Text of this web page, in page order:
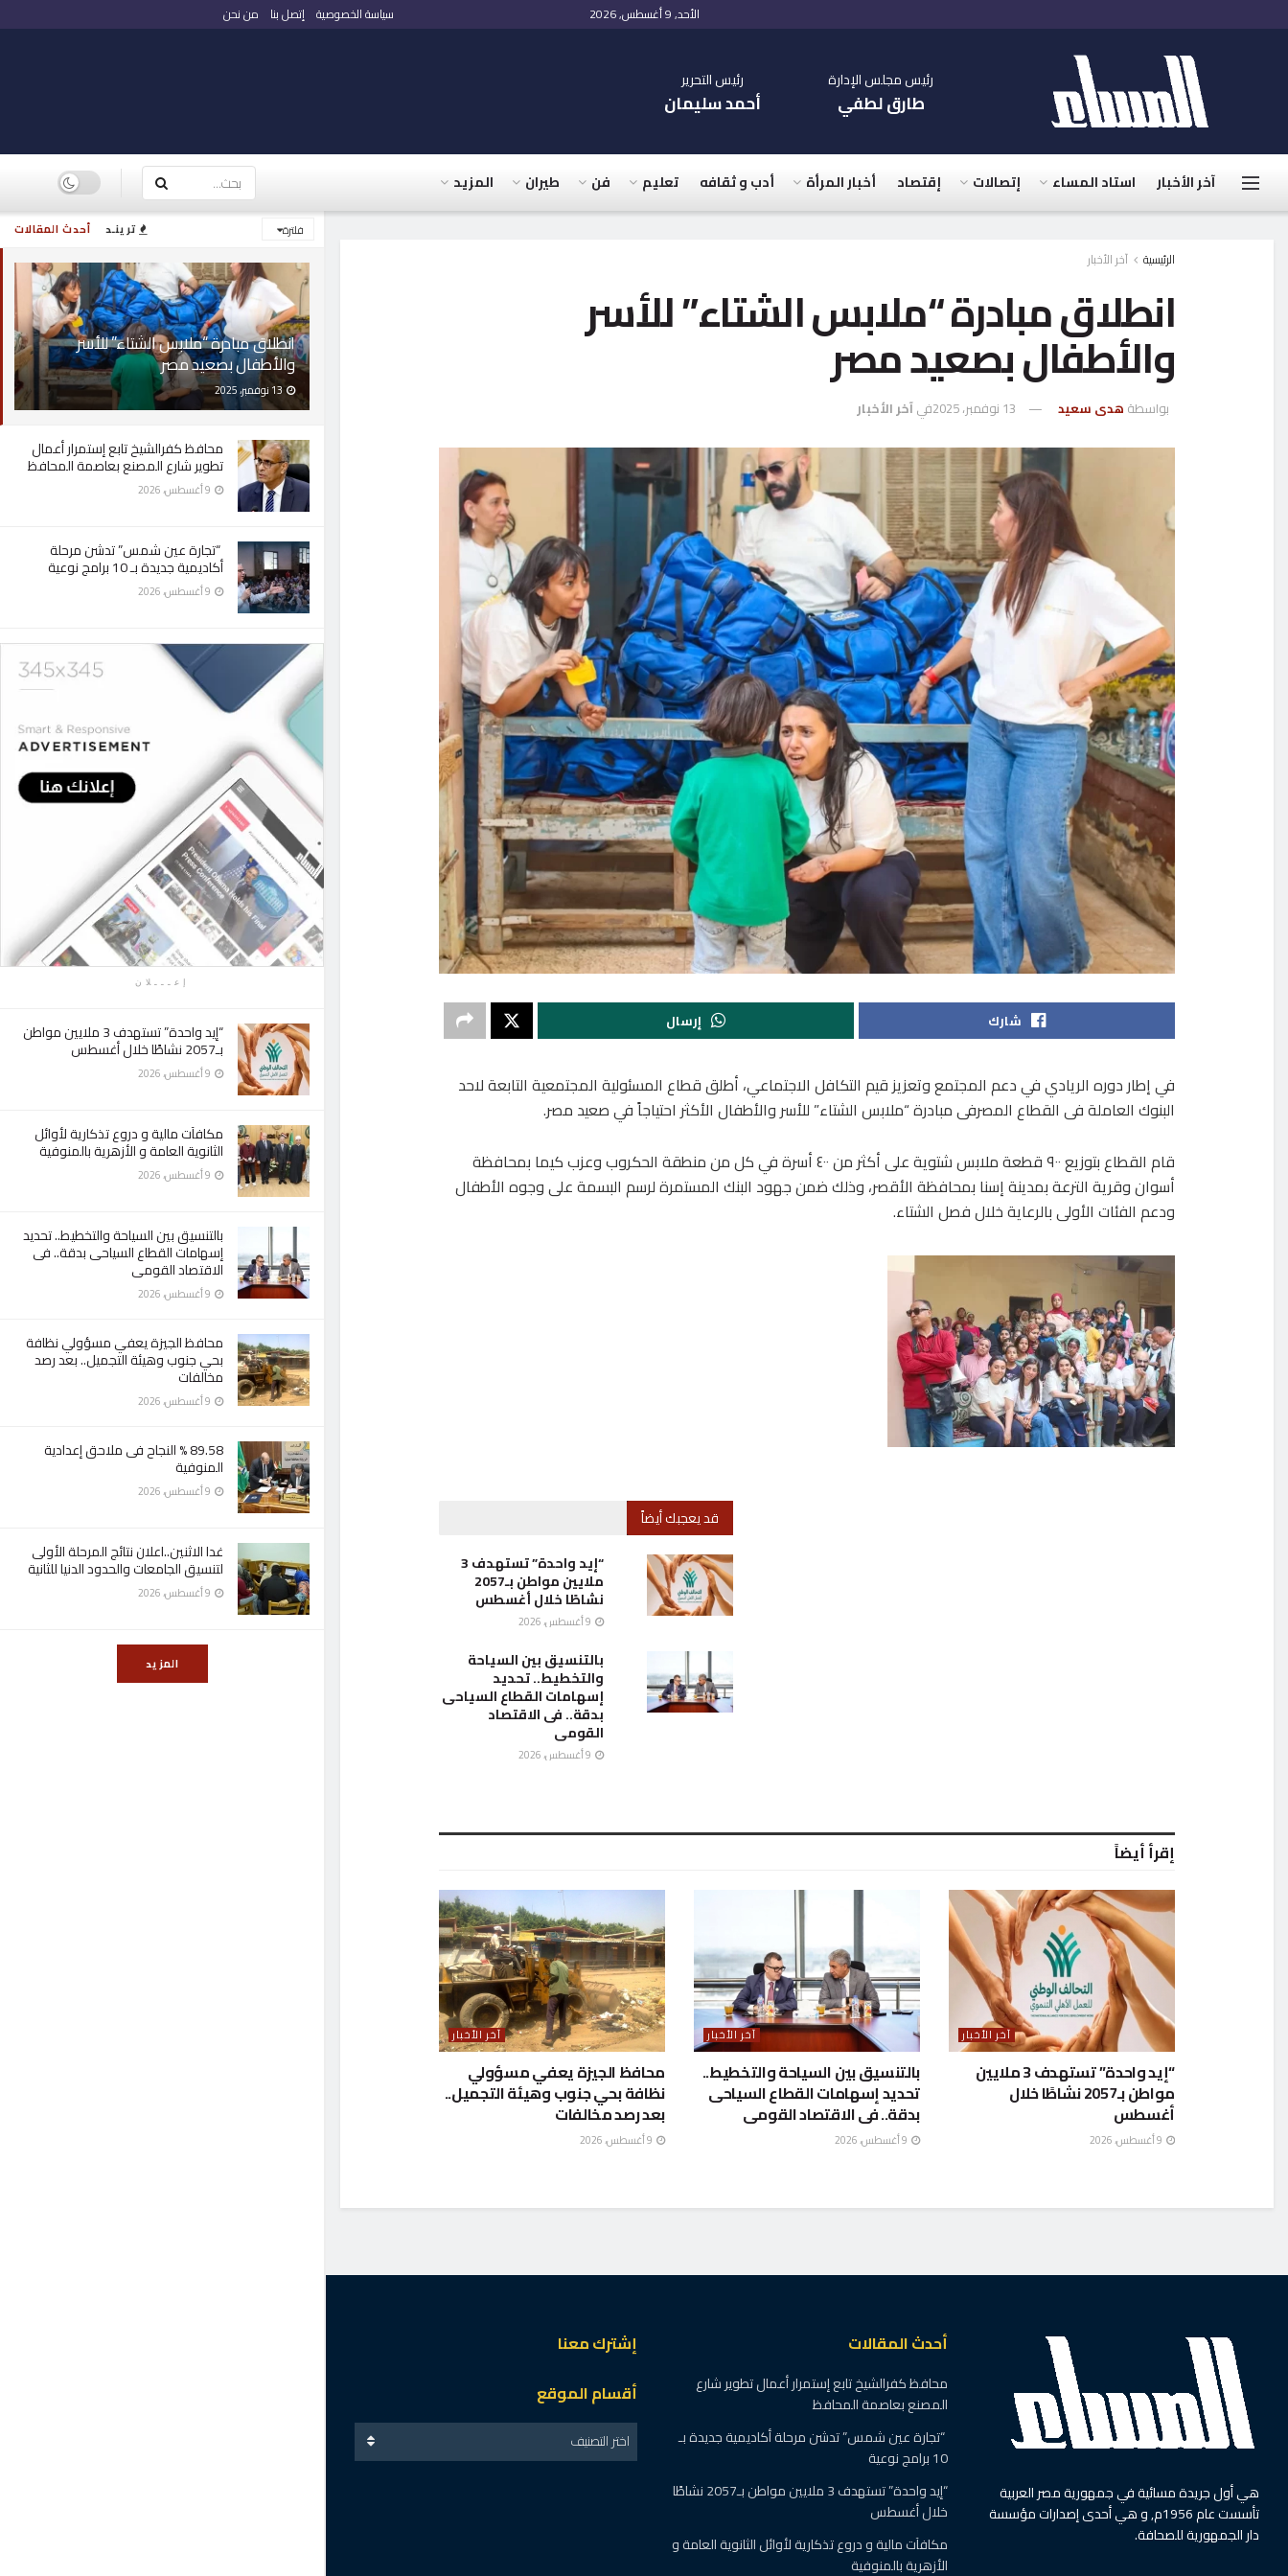
أحدث المقالات ترينـد فلترة
انطلاق مبادرة “ملابس الشتاء” للأسر
والأطفال بصعيد مصر
13 نوفمبر، 2025
محافظ كفرالشيخ تابع إستمرار أعمال
تطوير شارع المصنع بعاصمة المحافظ
“تجارة عين شمس” تدشن مرحلة
أكاديمية جديدة بـ 10 برامج نوعية
إعـــلان
“إيد واحدة” تستهدف 3 ملايين مواطن
بـ2057 نشاطًا خلال أغسطس
مكافآت مالية و دروع تذكارية لأوائل
الثانوية العامة و الأزهرية بالمنوفية
بالتنسيق بين السياحة والتخطيط.. تحديد
إسهامات القطاع السياحى بدقة.. فى
الاقتصاد القومى
محافظ الجيزة يعفي مسؤولي نظافة
بحي جنوب وهيئة التجميل.. بعد رصد
مخالفات
89.58 % النجاح فى ملاحق إعدادية
المنوفية
غدا الاثنين..اعلان نتائج المرحلة الأولى
لتنسيق الجامعات والحدود الدنيا للثانية
المزيد
الأحد, 9 أغسطس, 2026 سياسة الخصوصية إتصل بنا من نحن
رئيس مجلس الإدارة
طارق لطفي
رئيس التحرير
أحمد سليمان
آخر الأخبار استاد المساء إتصالات إقتصاد أخبار المرأة أدب و ثقافه تعليم فن طيران المزيد
الرئيسية آخر الأخبار
انطلاق مبادرة “ملابس الشتاء” للأسر
والأطفال بصعيد مصر
بواسطة هدى سعيد 13 نوفمبر، 2025 فيآخر الأخبار
شارك إرسال
في إطار دوره الريادي في دعم المجتمع وتعزيز قيم التكافل الاجتماعي، أطلق قطاع المسئولية المجتمعية التابعة لاحد
البنوك العاملة فى القطاع المصرفى مبادرة “ملابس الشتاء” للأسر والأطفال الأكثر احتياجاً في صعيد مصر.
قام القطاع بتوزيع ٩٠٠ قطعة ملابس شتوية على أكثر من ٤٠٠ أسرة في كل من منطقة الحكروب وعزب كيما بمحافظة
أسوان وقرية الترعة بمدينة إسنا بمحافظة الأقصر، وذلك ضمن جهود البنك المستمرة لرسم البسمة على وجوه الأطفال
ودعم الفئات الأولى بالرعاية خلال فصل الشتاء.
قد يعجبك أيضاً
“إيد واحدة” تستهدف 3
ملايين مواطن بـ2057
نشاطًا خلال أغسطس
بالتنسيق بين السياحة
والتخطيط.. تحديد
إسهامات القطاع السياحى
بدقة.. فى الاقتصاد
القومى
إقرأ أيضاً
آخر الأخبار
“إيد واحدة” تستهدف 3 ملايين
مواطن بـ2057 نشاطًا خلال
أغسطس
آخر الأخبار
بالتنسيق بين السياحة والتخطيط..
تحديد إسهامات القطاع السياحى
بدقة.. فى الاقتصاد القومى
آخر الأخبار
محافظ الجيزة يعفي مسؤولي
نظافة بحي جنوب وهيئة التجميل..
بعد رصد مخالفات
هي أول جريدة مسائية في جمهورية مصر العربية
تأسست عام 1956م, و هي أحدى إصدارات مؤسسة
دار الجمهورية للصحافة.
أحدث المقالات
محافظ كفرالشيخ تابع إستمرار أعمال تطوير شارع
المصنع بعاصمة المحافظ
“تجارة عين شمس” تدشن مرحلة أكاديمية جديدة بـ
10 برامج نوعية
“إيد واحدة” تستهدف 3 ملايين مواطن بـ2057 نشاطًا
خلال أغسطس
مكافآت مالية و دروع تذكارية لأوائل الثانوية العامة و
الأزهرية بالمنوفية
إشترك معنا
أقسام الموقع
اختر التصنيف